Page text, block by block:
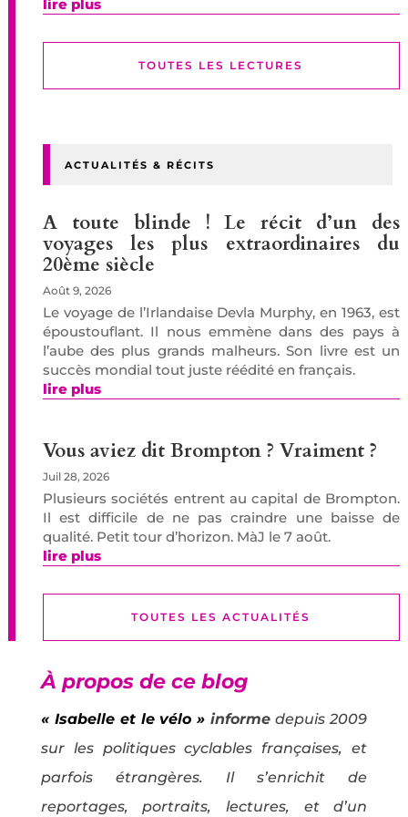
lire plus
TOUTES LES LECTURES
ACTUALITÉS & RÉCITS
A toute blinde ! Le récit d’un des
voyages les plus extraordinaires du
20ème siècle
Août 9, 2026
Le voyage de l’Irlandaise Devla Murphy, en 1963, est
époustouflant. Il nous emmène dans des pays à
l’aube des plus grands malheurs. Son livre est un
succès mondial tout juste réédité en français.
lire plus
Vous aviez dit Brompton ? Vraiment ?
Juil 28, 2026
Plusieurs sociétés entrent au capital de Brompton.
Il est difficile de ne pas craindre une baisse de
qualité. Petit tour d’horizon. MàJ le 7 août.
lire plus
TOUTES LES ACTUALITÉS
À propos de ce blog
« Isabelle et le vélo » informe depuis 2009
sur les politiques cyclables françaises, et
parfois étrangères. Il s’enrichit de
reportages, portraits, lectures, et d’un